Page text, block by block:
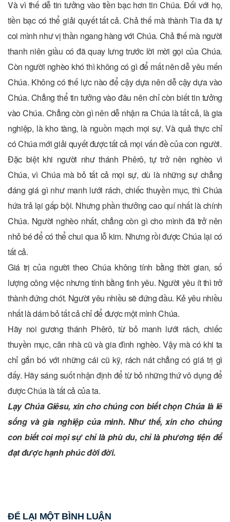
Và vì thế dễ tin tưởng vào tiền bạc hơn tin Chúa. Đối với họ,
tiền bạc có thể giải quyết tất cả. Chả thế mà thành Tia đã tự
coi mình như vị thần ngang hàng với Chúa. Chả thế mà người
thanh niên giầu có đã quay lưng trước lời mời gọi của Chúa.
Còn người nghèo khó thì không có gì để mất nên dễ yêu mến
Chúa. Không có thế lực nào để cậy dựa nên dễ cậy dựa vào
Chúa. Chẳng thể tin tưởng vào đâu nên chỉ còn biết tin tưởng
vào Chúa. Chẳng còn gì nên dễ nhận ra Chúa là tất cả, là gia
nghiệp, là kho tàng, là nguồn mạch mọi sự. Và quả thực chỉ
có Chúa mới giải quyết được tất cả mọi vấn đề của con người.
Đặc biệt khi người như thánh Phêrô, tự trở nên nghèo vì
Chúa, vì Chúa mà bỏ tất cả mọi sự, dù là những sự chẳng
đáng giá gì như manh lưới rách, chiếc thuyền mục, thì Chúa
hứa trả lại gấp bội. Nhưng phần thưởng cao quí nhất là chính
Chúa. Người nghèo nhất, chẳng còn gì cho mình đã trở nên
nhỏ bé để có thể chui qua lỗ kim. Nhưng rồi được Chúa lại có
tất cả.
Giá trị của người theo Chúa không tính bằng thời gian, số
lượng công việc nhưng tính bằng tình yêu. Người yêu ít thì trở
thành đứng chót. Người yêu nhiều sẽ đứng đầu. Kẻ yêu nhiều
nhất là dám bỏ tất cả chỉ để được một mình Chúa.
Hãy noi gương thánh Phêrô, từ bỏ manh lưới rách, chiếc
thuyền mục, căn nhà cũ và gia đình nghèo. Vậy mà có khi ta
chỉ gắn bó với những cái cũ kỹ, rách nát chẳng có giá trị gì
đấy. Hãy sáng suốt nhận định để từ bỏ những thứ vô dụng để
được Chúa là tất cả của ta.
Lạy Chúa Giêsu, xin cho chúng con biết chọn Chúa là lẽ
sống và gia nghiệp của mình. Như thế, xin cho chúng
con biết coi mọi sự chỉ là phù du, chỉ là phương tiện để
đạt được hạnh phúc đời đời.
ĐỂ LẠI MỘT BÌNH LUẬN